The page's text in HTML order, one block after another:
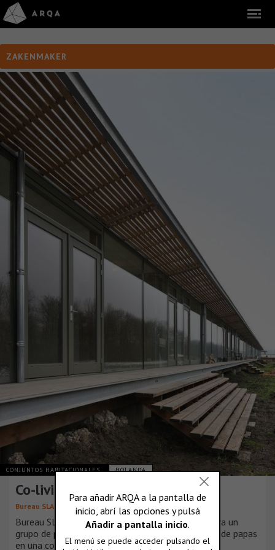
ZAKENMAKER
CONJUNTOS HABITACIONALES HOLANDA
Co-living Oosterwold
Bureau SLA ZakenMaker
Bureau SLA y ZakenMaker diseñaron 9 hogares para un
grupo de pioneros que desean convertir un campo de papas
en una comunidad.